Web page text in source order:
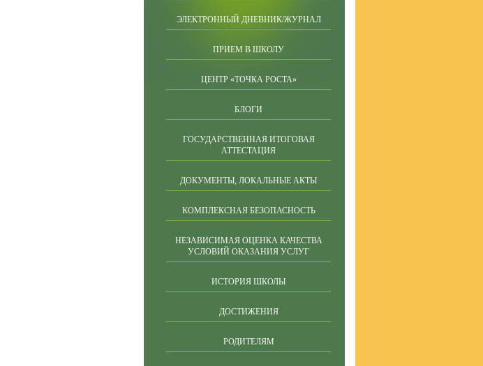
ЭЛЕКТРОННЫЙ ДНЕВНИК/ЖУРНАЛ
ПРИЕМ В ШКОЛУ
ЦЕНТР «ТОЧКА РОСТА»
БЛОГИ
ГОСУДАРСТВЕННАЯ ИТОГОВАЯ
АТТЕСТАЦИЯ
ДОКУМЕНТЫ, ЛОКАЛЬНЫЕ АКТЫ
КОМПЛЕКСНАЯ БЕЗОПАСНОСТЬ
НЕЗАВИСИМАЯ ОЦЕНКА КАЧЕСТВА
УСЛОВИЙ ОКАЗАНИЯ УСЛУГ
ИСТОРИЯ ШКОЛЫ
ДОСТИЖЕНИЯ
РОДИТЕЛЯМ